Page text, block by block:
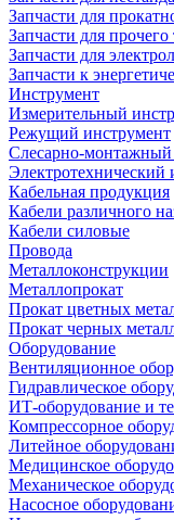
Запчасти для
Запчасти для
Запчасти для
Запчасти к
Инструмент
Измерительный
Режущий инструмент
Слесарно-монтажный
Электротехнический
Кабельная продукция
Кабели различного
Кабели силовые
Провода
Металлоконструкции
Металлопрокат
Прокат цветных
Прокат черных
Оборудование
Вентиляционное
Гидравлическое
ИТ-оборудование и
Компрессорное
Литейное
Медицинское
Механическое
Насосное